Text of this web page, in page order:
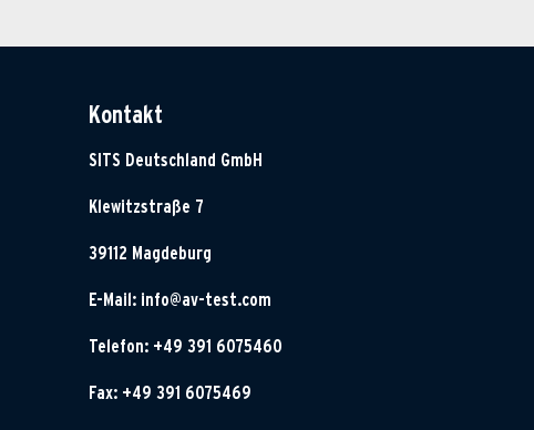
Kontakt
SITS Deutschland GmbH
Klewitzstraße 7
39112 Magdeburg
E-Mail: info@av-test.com
Telefon: +49 391 6075460
Fax: +49 391 6075469